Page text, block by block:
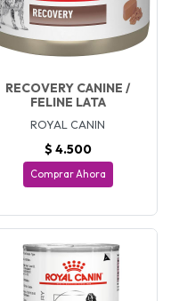
RECOVERY CANINE /
FELINE LATA
ROYAL CANIN
$ 4.500
Comprar Ahora